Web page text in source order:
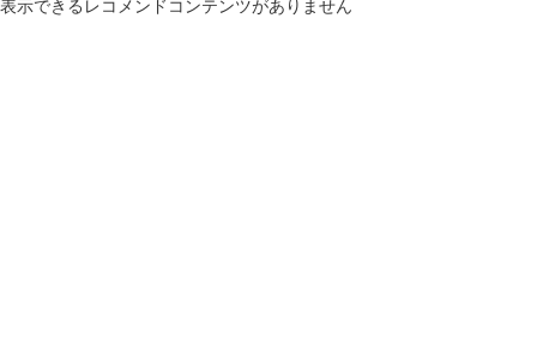
表示できるレコメンドコンテンツがありません